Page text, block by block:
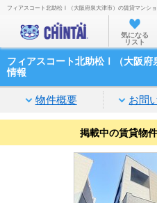
お部屋
フィアスコート北助松Ⅰ（大阪府泉大津市）の賃貸マンシ
気になる
リスト
フィアスコート北助松Ⅰ（大阪府
情報
物件概要 お問
掲載中の賃貸物